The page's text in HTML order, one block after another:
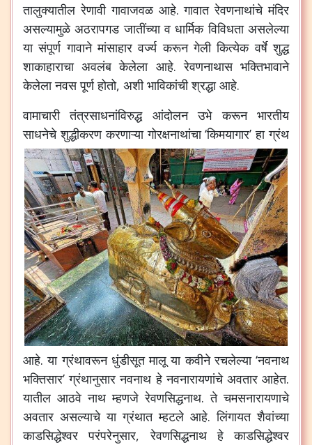
तालुक्यातील रेणावी गावाजवळ आहे.गावात रेवणनाथांचे मंदिर
असल्यामुळे अठरापगड जातींच्या व धार्मिक विविधता असलेल्या
या संपूर्ण गावाने मांसाहार वर्ज्य करून गेली कित्येक वर्षे शुद्ध
शाकाहाराचा अवलंब केलेला आहे.रेवणनाथास भक्तिभावाने
केलेला नवस पूर्ण होतो, अशी भाविकांची श्रद्धा आहे.
वामाचारी
तंत्रसाधनांविरुद्ध आंदोलन उभे करून
भारतीय
साधनेचे शुद्धीकरण करणाऱ्या गोरक्षनाथांचा‘किमयागार’हा ग्रंथ
आहे.या ग्रंथावरून धुंडीसूत मालू या कवीने रचलेल्या‘नवनाथ
भक्तिसार’ग्रंथानुसार नवनाथ हे नवनारायणांचे अवतार आहेत.
यातील आठवे नाथ म्हणजे रेवणसिद्धनाथ.ते चमसनारायणाचे
अवतार असल्याचे या ग्रंथात म्हटले आहे.लिंगायत शैवांच्या
काडसिद्धेश्वर
परंपरेनुसार,रेवणसिद्धनाथ हे
काडसिद्धेश्वर